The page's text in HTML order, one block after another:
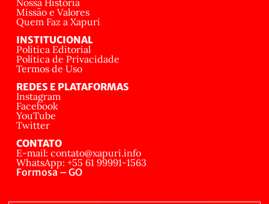
Missão e Valores
Quem Faz a Xapuri
INSTITUCIONAL
Política Editorial
Política de Privacidade
Termos de Uso
REDES E PLATAFORMAS
Instagram
Facebook
YouTube
Twitter
CONTATO
E-mail: contato@xapuri.info
WhatsApp: +55 61 99991-1563
Formosa – GO